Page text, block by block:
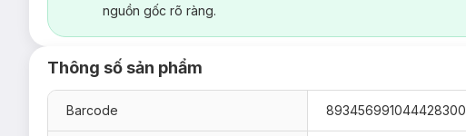
nguồn gốc rõ ràng.
Thông số sản phẩm
Barcode 893456991044428300